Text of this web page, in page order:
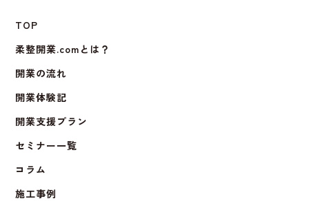
TOP
柔整開業.comとは？
開業の流れ
開業体験記
開業支援プラン
セミナー一覧
コラム
施工事例